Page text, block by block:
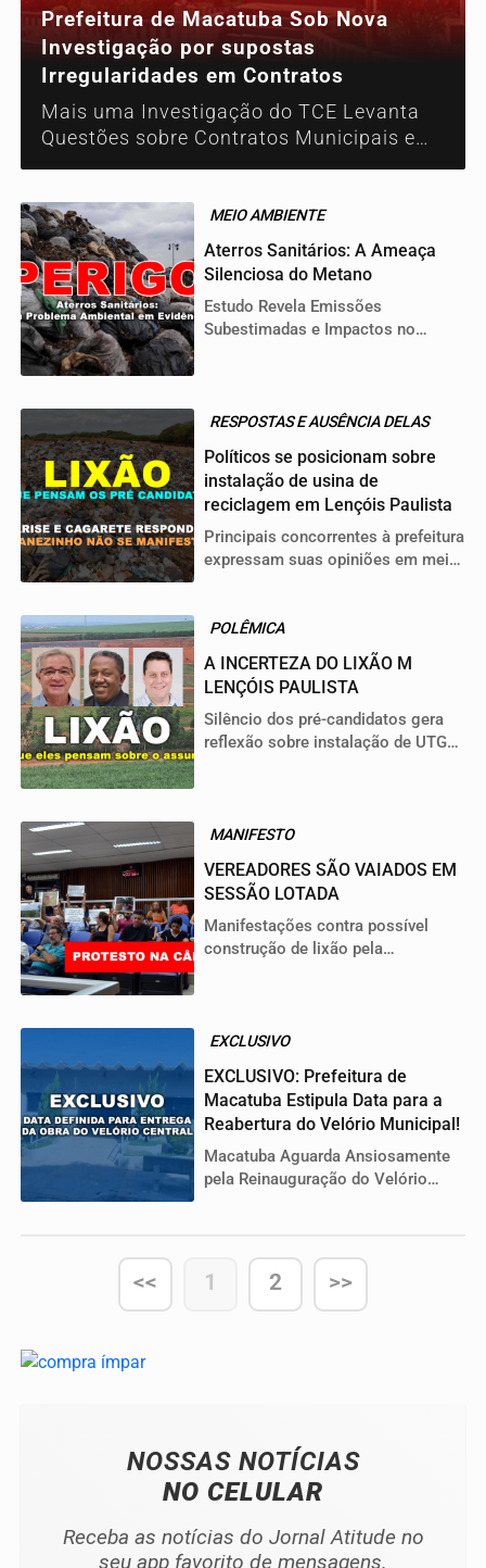
Prefeitura de Macatuba Sob Nova
Investigação por supostas
Irregularidades em Contratos
Mais uma Investigação do TCE Levanta
Questões sobre Contratos Municipais e
MEIO AMBIENTE
Aterros Sanitários: A Ameaça
Silenciosa do Metano
Estudo Revela Emissões
Subestimadas e Impactos no
RESPOSTAS E AUSÊNCIA DELAS
Políticos se posicionam sobre
instalação de usina de
reciclagem em Lençóis Paulista
Principais concorrentes à prefeitura
expressam suas opiniões em meio
POLÊMICA
A INCERTEZA DO LIXÃO M
LENÇÓIS PAULISTA
Silêncio dos pré-candidatos gera
reflexão sobre instalação de UTGR
MANIFESTO
VEREADORES SÃO VAIADOS EM
SESSÃO LOTADA
Manifestações contra possível
construção de lixão pela
na cidade.
EXCLUSIVO
EXCLUSIVO: Prefeitura de
Macatuba Estipula Data para a
Reabertura do Velório Municipal!
Macatuba Aguarda Ansiosamente
pela Reinauguração do Velório
<< 1 2 >>
NOSSAS NOTÍCIAS
NO CELULAR
Receba as notícias do Jornal Atitude no
seu app favorito de mensagens.